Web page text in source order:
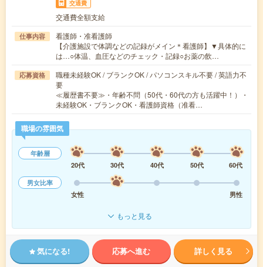
交通費
交通費全額支給
仕事内容
看護師・准看護師
【介護施設で体調などの記録がメイン＊看護師】▼具体的に
は…○体温、血圧などのチェック・記録○お薬の飲…
応募資格
職種未経験OK / ブランクOK / パソコンスキル不要 / 英語力不
要
≪履歴書不要≫・年齢不問（50代・60代の方も活躍中！）・
未経験OK・ブランクOK・看護師資格（准看…
職場の雰囲気
年齢層
20代
30代 40代 50代
60代
男女比率
女性
男性
もっと見る
気になる! 応募へ進む 詳しく見る